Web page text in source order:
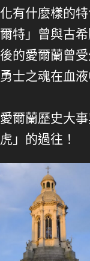
有什麼樣的
特」曾與古
的愛爾蘭曾
士之魂在血
爾蘭歷史大事
」的過往！